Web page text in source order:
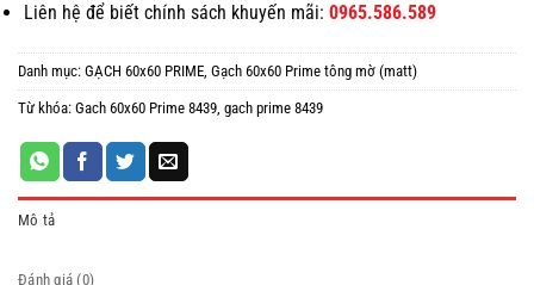
Liên hệ để biết chính sách khuyến mãi: 0965.586.589
Danh mục: GẠCH 60x60 PRIME Gạch 60x60 Prime tông mờ (matt)
Từ khóa: Gach 60x60 Prime 8439 gach prime 8439
Mô tả
Đánh giá (0)